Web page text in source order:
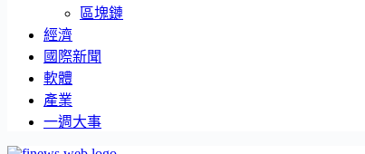
區塊鏈
經濟
國際新聞
軟體
產業
一週大事